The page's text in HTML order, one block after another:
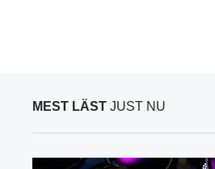
MEST LÄST JUST NU